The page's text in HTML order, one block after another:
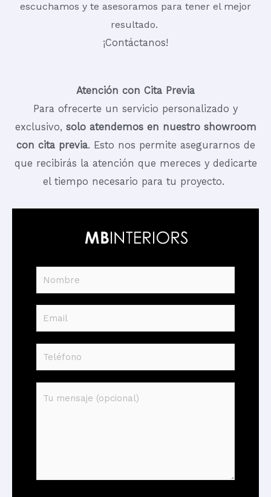
escuchamos y te asesoramos para tener el mejor
resultado.
¡Contáctanos!
Atención con Cita Previa
Para ofrecerte un servicio personalizado y
exclusivo, solo atendemos en nuestro showroom
con cita previa. Esto nos permite asegurarnos de
que recibirás la atención que mereces y dedicarte
el tiempo necesario para tu proyecto.